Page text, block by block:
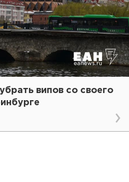
випов со своего